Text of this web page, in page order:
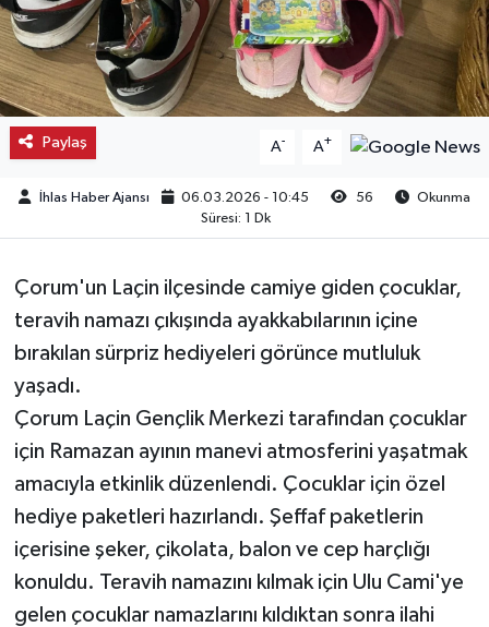
Paylaş A- A+
İhlas Haber Ajansı 06.03.2026 - 10:45 56
Okunma
Süresi: 1 Dk
Çorum'un Laçin ilçesinde camiye giden çocuklar,
teravih namazı çıkışında ayakkabılarının içine
bırakılan sürpriz hediyeleri görünce mutluluk
yaşadı.
Çorum Laçin Gençlik Merkezi tarafından çocuklar
için Ramazan ayının manevi atmosferini yaşatmak
amacıyla etkinlik düzenlendi. Çocuklar için özel
hediye paketleri hazırlandı. Şeffaf paketlerin
içerisine şeker, çikolata, balon ve cep harçlığı
konuldu. Teravih namazını kılmak için Ulu Cami'ye
gelen çocuklar namazlarını kıldıktan sonra ilahi
Kargı
Laçin
Mecitözü
Oğuzlar
Osmancık
Uğurludağ
Sağlık